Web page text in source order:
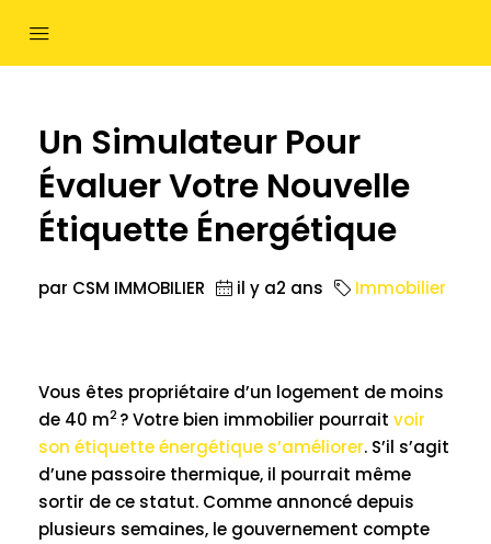
Un Simulateur Pour
Évaluer Votre Nouvelle
Étiquette Énergétique
par CSM IMMOBILIER il y a2 ans Immobilier
Vous êtes propriétaire d’un logement de moins
de 40 m2 ? Votre bien immobilier pourrait voir
son étiquette énergétique s’améliorer. S’il s’agit
d’une passoire thermique, il pourrait même
sortir de ce statut. Comme annoncé depuis
plusieurs semaines, le gouvernement compte